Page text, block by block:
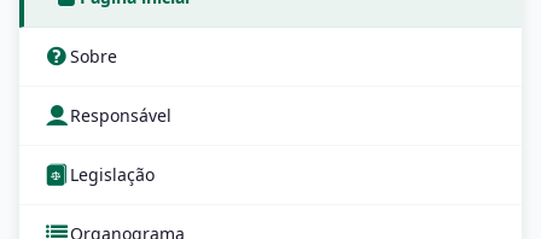
Sobre
Responsável
Legislação
Organograma